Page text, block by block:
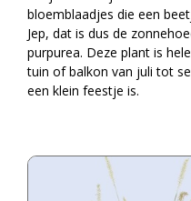
bloemblaadjes die een
Jep, dat is dus de
purpurea. Deze plant is
tuin of balkon van juli tot
een klein feestje is.